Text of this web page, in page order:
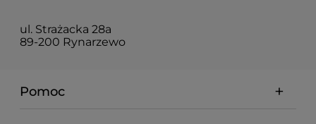
ul. Strażacka 28a
89-200 Rynarzewo
Pomoc